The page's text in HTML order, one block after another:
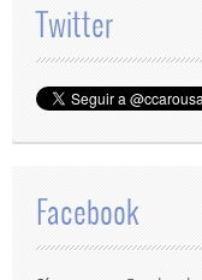
Twitter
Facebook